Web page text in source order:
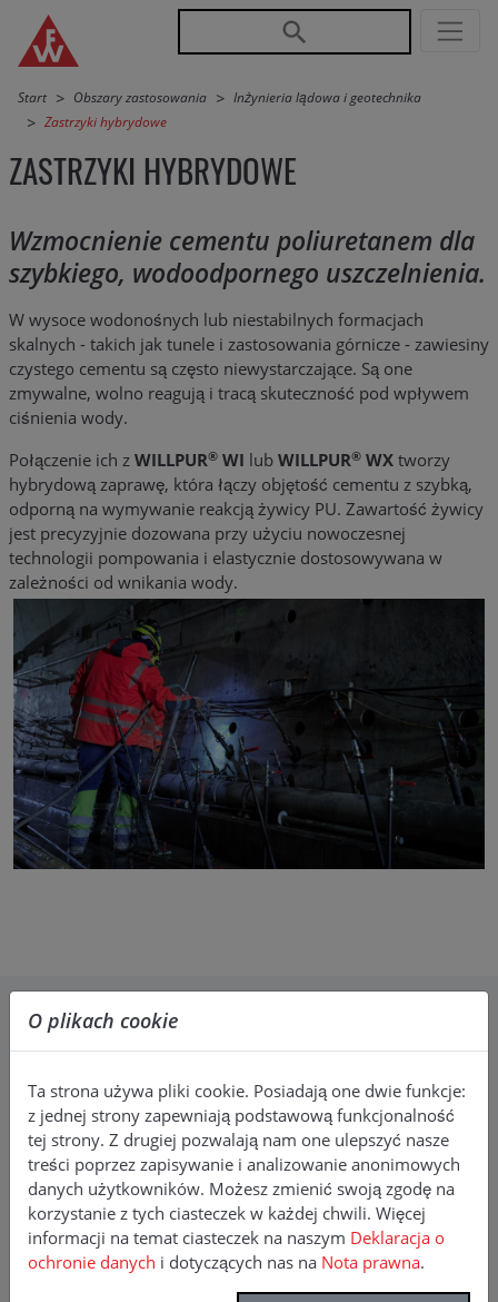
Przejdź do nawigacji głównej
Przejdź do treści
Start Obszary zastosowania
Inżynieria lądowa i geotechnika
Zastrzyki hybrydowe
ZASTRZYKI HYBRYDOWE
Wzmocnienie cementu poliuretanem dla
szybkiego, wodoodpornego uszczelnienia.
W wysoce wodonośnych lub niestabilnych formacjach
skalnych - takich jak tunele i zastosowania górnicze - zawiesiny
czystego cementu są często niewystarczające. Są one
zmywalne, wolno reagują i tracą skuteczność pod wpływem
ciśnienia wody.
Połączenie ich z WILLPUR® WI lub WILLPUR® WX tworzy
hybrydową zaprawę, która łączy objętość cementu z szybką,
odporną na wymywanie reakcją żywicy PU. Zawartość żywicy
jest precyzyjnie dozowana przy użyciu nowoczesnej
technologii pompowania i elastycznie dostosowywana w
zależności od wnikania wody.
Planetenfeldstraße 120
44379 Dortmund
tel.: +49 (0)231 9640 0
faks: +49 (0)231 9640 232
info(at)f-willich.com
Firma
O plikach cookie
Ta strona używa pliki cookie. Posiadają one dwie funkcje:
z jednej strony zapewniają podstawową funkcjonalność
tej strony. Z drugiej pozwalają nam one ulepszyć nasze
treści poprzez zapisywanie i analizowanie anonimowych
danych użytkowników. Możesz zmienić swoją zgodę na
korzystanie z tych ciasteczek w każdej chwili. Więcej
informacji na temat ciasteczek na naszym Deklaracja o
ochronie danych i dotyczących nas na Nota prawna.